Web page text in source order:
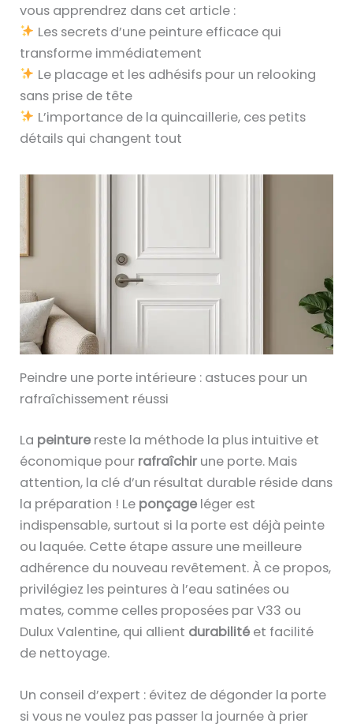
vous apprendrez dans cet article :
Les secrets d’une peinture efficace qui
transforme immédiatement
Le placage et les adhésifs pour un relooking
sans prise de tête
L’importance de la quincaillerie, ces petits
détails qui changent tout
Peindre une porte intérieure : astuces pour un
rafraîchissement réussi
La peinture reste la méthode la plus intuitive et
économique pour rafraîchir une porte. Mais
attention, la clé d’un résultat durable réside dans
la préparation ! Le ponçage léger est
indispensable, surtout si la porte est déjà peinte
ou laquée. Cette étape assure une meilleure
adhérence du nouveau revêtement. À ce propos,
privilégiez les peintures à l’eau satinées ou
mates, comme celles proposées par V33 ou
Dulux Valentine, qui allient durabilité et facilité
de nettoyage.
Un conseil d’expert : évitez de dégon­der la porte
si vous ne voulez pas passer la journée à prier